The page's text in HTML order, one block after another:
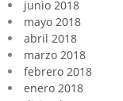
junio 2018
mayo 2018
abril 2018
marzo 2018
febrero 2018
enero 2018